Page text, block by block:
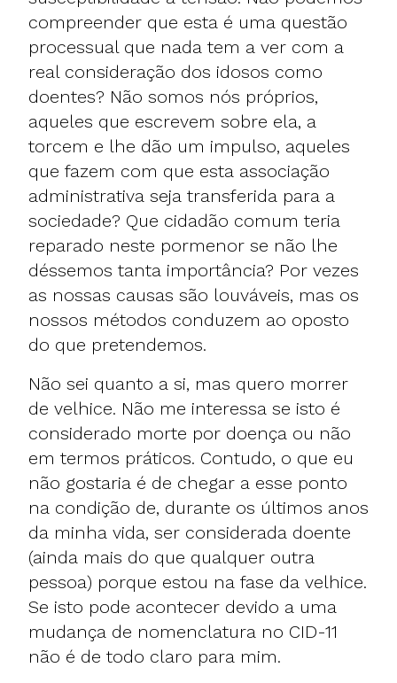
compreender que esta é uma questão
processual que nada tem a ver com a
real consideração dos idosos como
doentes? Não somos nós próprios,
aqueles que escrevem sobre ela, a
torcem e lhe dão um impulso, aqueles
que fazem com que esta associação
administrativa seja transferida para a
sociedade? Que cidadão comum teria
reparado neste pormenor se não lhe
déssemos tanta importância? Por vezes
as nossas causas são louváveis, mas os
nossos métodos conduzem ao oposto
do que pretendemos.
Não sei quanto a si, mas quero morrer
de velhice. Não me interessa se isto é
considerado morte por doença ou não
em termos práticos. Contudo, o que eu
não gostaria é de chegar a esse ponto
na condição de, durante os últimos anos
da minha vida, ser considerada doente
(ainda mais do que qualquer outra
pessoa) porque estou na fase da velhice.
Se isto pode acontecer devido a uma
mudança de nomenclatura no CID-11
não é de todo claro para mim.